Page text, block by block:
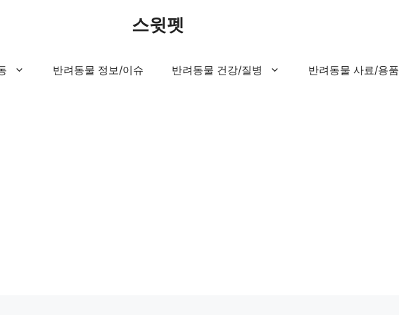
스윗펫
반려동물 정보/이슈 반려동물 건강/질병 반려동물 사료/용품